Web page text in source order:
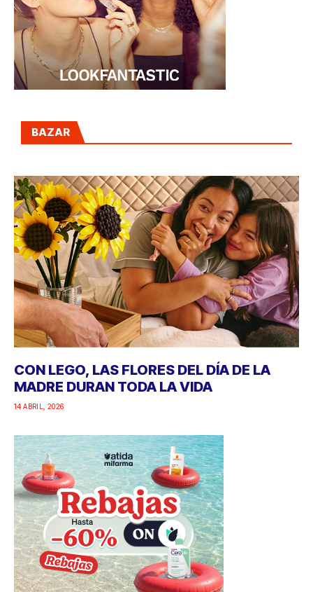
BAZAR
CON LEGO, LAS FLORES DEL DÍA DE LA
MADRE DURAN TODA LA VIDA
14 ABRIL, 2026